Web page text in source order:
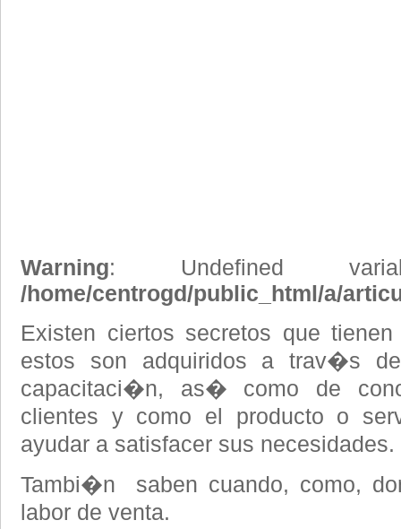
Warning: Undefined
/home/centrogd/public_html/a/
Existen ciertos secretos que
estos son adquiridos a trav�s
capacitaci�n, as� como de
clientes y como el producto o
ayudar a satisfacer sus necesidades.
Tambi�n saben cuando, como,
labor de venta.